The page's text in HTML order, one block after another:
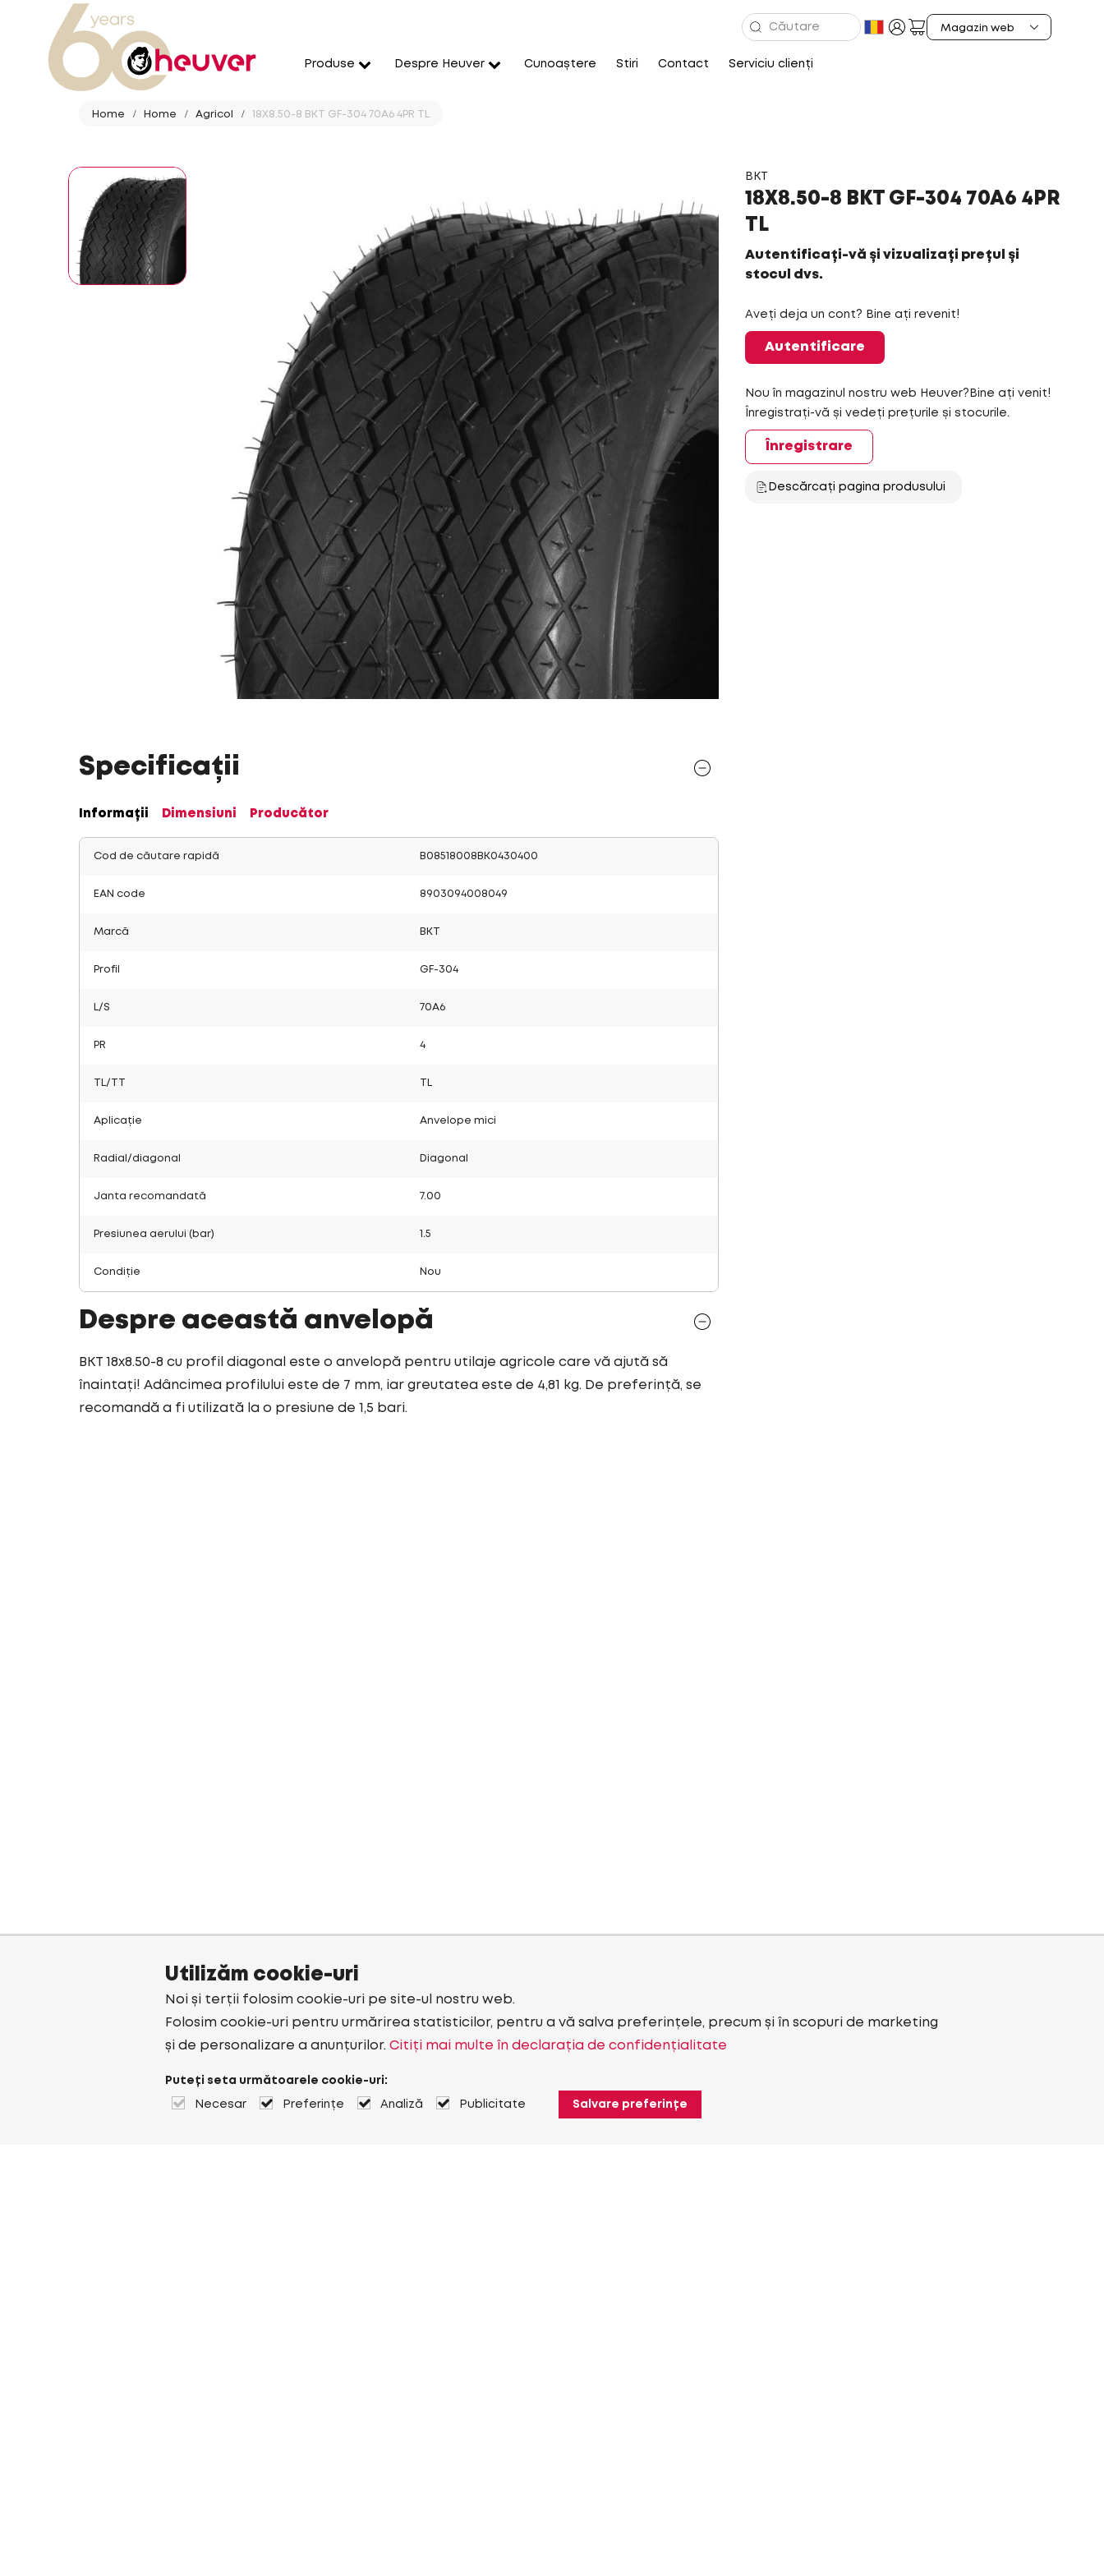
Produse Despre Heuver Cunoaștere Stiri Contact Serviciu clienți
Home Home Agricol 18X8.50-8 BKT GF-304 70A6 4PR TL
BKT
18X8.50-8 BKT GF-304 70A6 4PR
TL
Autentificați-vă și vizualizați prețul și
stocul dvs.
Aveți deja un cont? Bine ați revenit!
Autentificare
Nou în magazinul nostru web Heuver?Bine ați venit!
Înregistrați-vă și vedeți prețurile și stocurile.
Înregistrare
Descărcați pagina produsului
Specificații
Informații Dimensiuni Producător
Cod de căutare rapidă B08518008BK0430400
EAN code 8903094008049
Marcă BKT
Profil GF-304
L/S 70A6
PR 4
TL/TT
Aplicație Anvelope mici
Radial/diagonal Diagonal
Janta recomandată 7.00
Presiunea aerului (bar) 1.5
Condiție Nou
Despre această anvelopă
BKT 18x8.50-8 cu profil diagonal este o anvelopă pentru utilaje agricole care vă ajută să
înaintați! Adâncimea profilului este de 7 mm, iar greutatea este de 4,81 kg. De preferință, se
recomandă a fi utilizată la o presiune de 1,5 bari.
Utilizăm cookie-uri
Noi și terții folosim cookie-uri pe site-ul nostru web.
Folosim cookie-uri pentru urmărirea statisticilor, pentru a vă salva preferințele, precum și în scopuri de marketing
și de personalizare a anunțurilor. Citiți mai multe în declarația de confidențialitate
Puteți seta următoarele cookie-uri:
Necesar Preferințe Analiză Publicitate Salvare preferințe